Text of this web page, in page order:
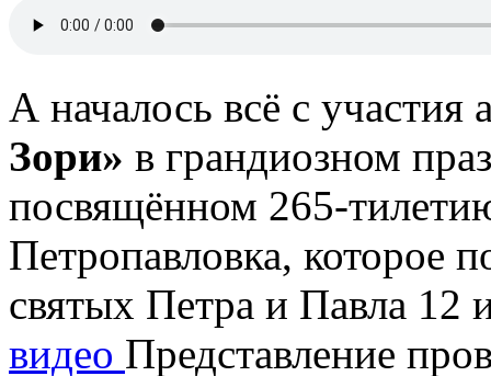
А началось всё с участия
Зори» в грандиозном
посвящённом 265-
Петропавловка, которое
святых Петра и Павла 12
видео Представление